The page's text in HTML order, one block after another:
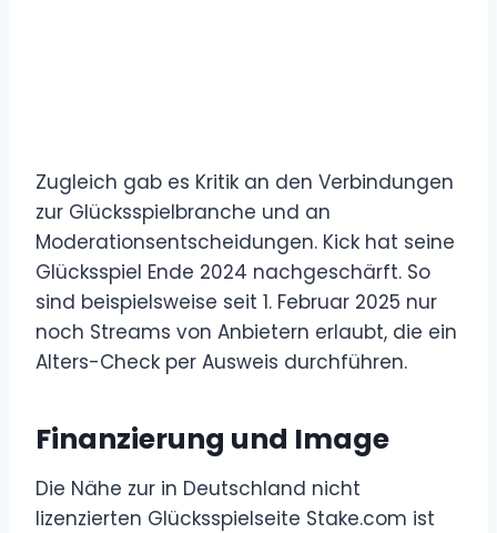
Zugleich gab es Kritik an den Verbindungen
zur Glücksspielbranche und an
Moderationsentscheidungen. Kick hat seine
Glücksspiel Ende 2024 nachgeschärft. So
sind beispielsweise seit 1. Februar 2025 nur
noch Streams von Anbietern erlaubt, die ein
Alters-Check per Ausweis durchführen.
Finanzierung und Image
Die Nähe zur in Deutschland nicht
lizenzierten Glücksspielseite Stake.com ist